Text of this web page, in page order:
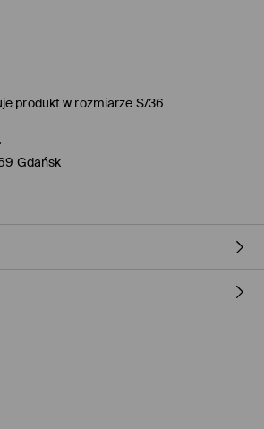
produkt w rozmiarze S/36
Gdańsk
PIERWSZY